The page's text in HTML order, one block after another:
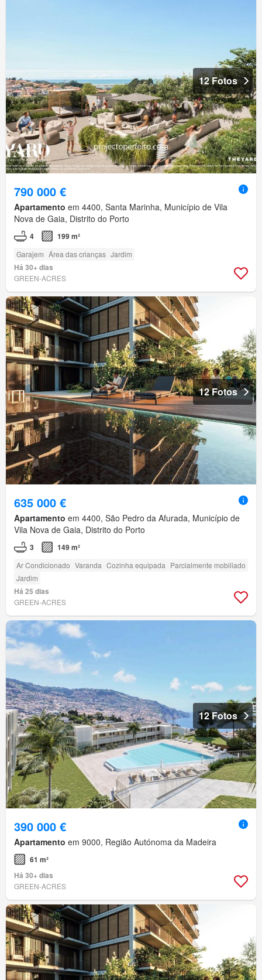
12 Fotos
790 000 €
Apartamento em 4400, Santa Marinha, Município de Vila
Nova de Gaia, Distrito do Porto
4 199 m²
Garajem Área das crianças Jardim
Há 30+ dias
GREEN-ACRES
12 Fotos
635 000 €
Apartamento em 4400, São Pedro da Afurada, Município de
Vila Nova de Gaia, Distrito do Porto
3 149 m²
Ar Condicionado Varanda Cozinha equipada Parcialmente mobiliado
Jardim
Há 25 dias
GREEN-ACRES
12 Fotos
390 000 €
Apartamento em 9000, Região Autónoma da Madeira
61 m²
Há 30+ dias
GREEN-ACRES